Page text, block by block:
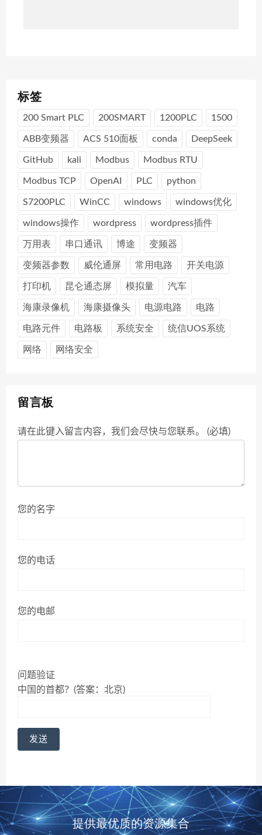
标签
200 Smart PLC 200SMART 1200PLC 1500
ABB变频器 ACS 510面板 conda DeepSeek
GitHub kali Modbus Modbus RTU
Modbus TCP OpenAI PLC python
S7200PLC WinCC windows windows优化
windows操作 wordpress wordpress插件
万用表 串口通讯 博途 变频器
变频器参数 威伦通屏 常用电路 开关电源
打印机 昆仑通态屏 模拟量 汽车
海康录像机 海康摄像头 电源电路 电路
电路元件 电路板 系统安全 统信UOS系统
网络 网络安全
留言板
请在此键入留言内容，我们会尽快与您联系。 (必填)
您的名字
您的电话
您的电邮
问题验证
中国的首都？(答案：北京)
提供最优质的资源集合